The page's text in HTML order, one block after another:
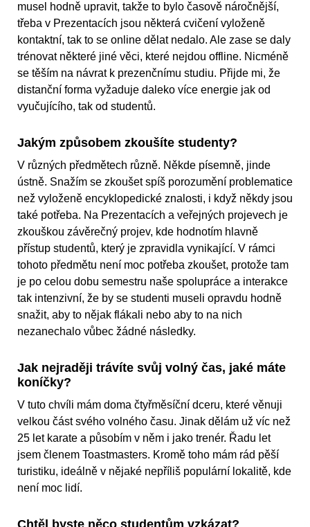
musel hodně upravit, takže to bylo časově náročnější,
třeba v Prezentacích jsou některá cvičení vyloženě
kontaktní, tak to se online dělat nedalo. Ale zase se daly
trénovat některé jiné věci, které nejdou offline. Nicméně
se těším na návrat k prezenčnímu studiu. Přijde mi, že
distanční forma vyžaduje daleko více energie jak od
vyučujícího, tak od studentů.
Jakým způsobem zkoušíte studenty?
V různých předmětech různě. Někde písemně, jinde
ústně. Snažím se zkoušet spíš porozumění problematice
než vyloženě encyklopedické znalosti, i když někdy jsou
také potřeba. Na Prezentacích a veřejných projevech je
zkouškou závěrečný projev, kde hodnotím hlavně
přístup studentů, který je zpravidla vynikající. V rámci
tohoto předmětu není moc potřeba zkoušet, protože tam
je po celou dobu semestru naše spolupráce a interakce
tak intenzivní, že by se studenti museli opravdu hodně
snažit, aby to nějak flákali nebo aby to na nich
nezanechalo vůbec žádné následky.
Jak nejraději trávíte svůj volný čas, jaké máte
koníčky?
V tuto chvíli mám doma čtyřměsíční dceru, které věnuji
velkou část svého volného času. Jinak dělám už víc než
25 let karate a působím v něm i jako trenér. Řadu let
jsem členem Toastmasters. Kromě toho mám rád pěší
turistiku, ideálně v nějaké nepříliš populární lokalitě, kde
není moc lidí.